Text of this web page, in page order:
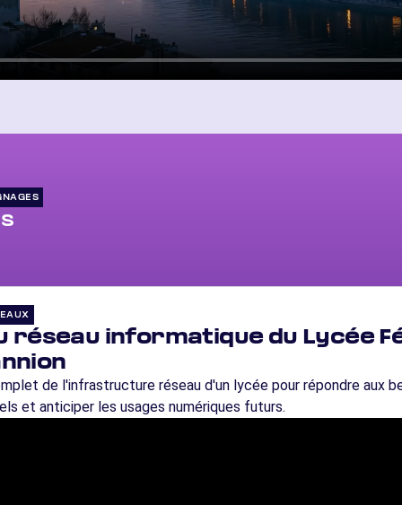
réseau informatique du Lycée
de l'infrastructure réseau d'un lycée pour répondre aux
et anticiper les usages numériques futurs.